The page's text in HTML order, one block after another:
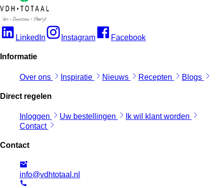
LinkedIn Instagram Facebook
Informatie
Over ons Inspiratie Nieuws Recepten Blogs
Direct regelen
Inloggen Uw bestellingen
Ik wil klant worden
Contact
Contact
info@vdhtotaal.nl